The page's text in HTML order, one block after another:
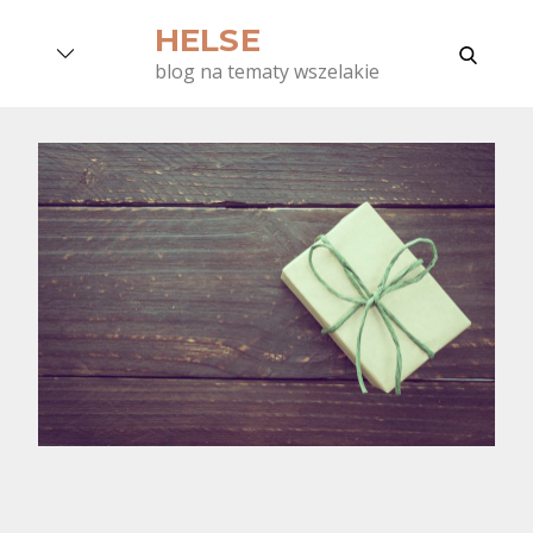
HELSE
blog na tematy wszelakie
search